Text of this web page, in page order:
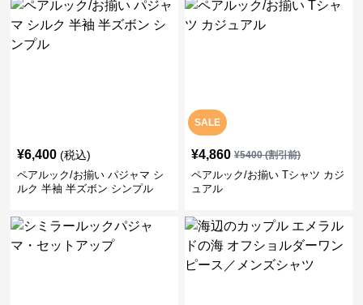
¥6,400 (税込)
ペアルック/お揃い パジャマ シ
ルク 半袖 半ズボン シンプル
SALE
¥4,860 ¥5400(割引前)
ペアルック/お揃い Tシャツ カジ
ュアル